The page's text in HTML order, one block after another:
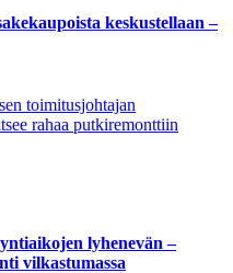
keskustellaan –
toimitusjohtajan
rahaa putkiremonttiin
lyhenevän –
vilkastumassa